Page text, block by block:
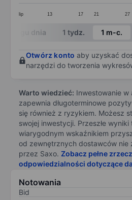
lip 13 17 21 27
End of interactive chart.
W ciągu dnia 1 tydz. 1 m-c.
Otwórz konto aby uzyskać
narzędzi do tworzenia
Warto wiedzieć: Inwestowanie
zapewnia długoterminowe
się również z ryzykiem. Możesz
swojej inwestycji. Przeszłe wyniki
wiarygodnym wskaźnikiem
od zewnętrznych dostawców nie
przez Saxo. Zobacz pełne
odpowiedzialności dotyczące
Notowania
Bid